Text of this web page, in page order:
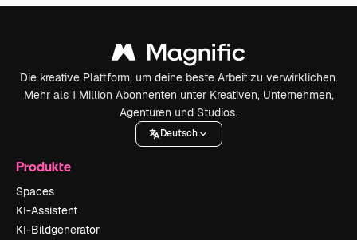
Die kreative Plattform, um deine beste Arbeit zu verwirklichen.
Mehr als 1 Million Abonnenten unter Kreativen, Unternehmen,
Agenturen und Studios.
Deutsch
Produkte
Spaces
KI-Assistent
KI-Bildgenerator